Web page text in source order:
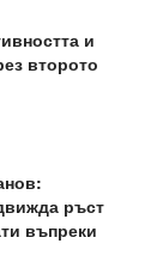
и
второто
ръст
въпреки